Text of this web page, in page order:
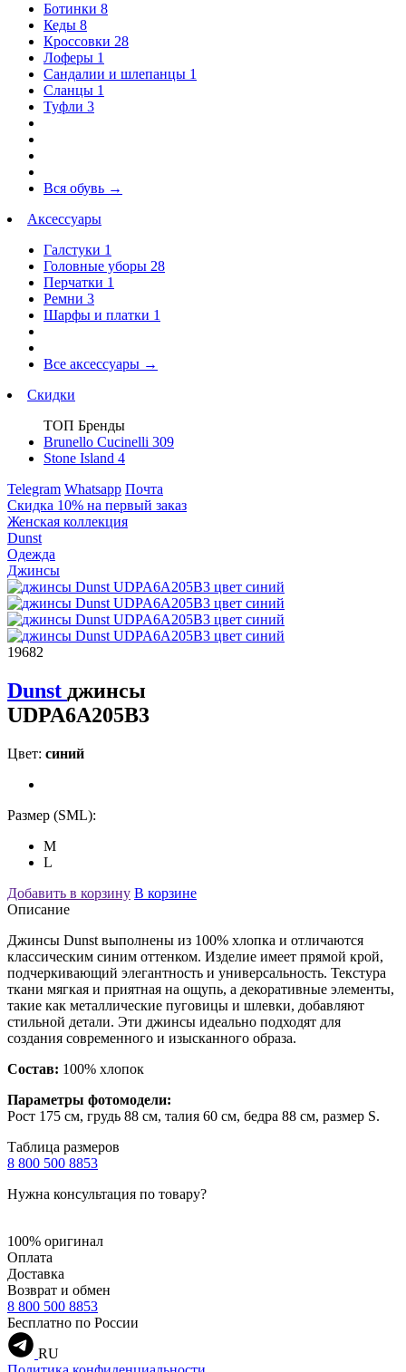
Ботинки 8
Кеды 8
Кроссовки 28
Лоферы 1
Сандалии и шлепанцы 1
Сланцы 1
Туфли 3
Вся обувь →
Аксессуары
Галстуки 1
Головные уборы 28
Перчатки 1
Ремни 3
Шарфы и платки 1
Все аксессуары →
Скидки
ТОП Бренды
Brunello Cucinelli 309
Stone Island 4
Telegram Whatsapp Почта
Скидка 10% на первый заказ
Женская коллекция
Dunst
Одежда
Джинсы
19682
Dunst джинсы
UDPA6A205B3
Цвет: синий
Размер (SML):
M
L
Добавить в корзину В корзине
Описание
Джинсы Dunst выполнены из 100% хлопка и отличаются
классическим синим оттенком. Изделие имеет прямой крой,
подчеркивающий элегантность и универсальность. Текстура
ткани мягкая и приятная на ощупь, а декоративные элементы,
такие как металлические пуговицы и шлевки, добавляют
стильной детали. Эти джинсы идеально подходят для
создания современного и изысканного образа.
Состав: 100% хлопок
Параметры фотомодели:
Рост 175 см, грудь 88 см, талия 60 см, бедра 88 см, размер S.
Таблица размеров
8 800 500 8853
Нужна консультация по товару?
100% оригинал
Оплата
Доставка
Возврат и обмен
8 800 500 8853
Бесплатно по России
RU